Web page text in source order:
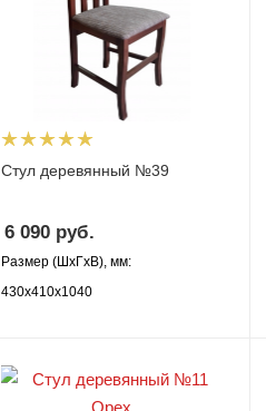
Стул деревянный №39
6 090руб.
Размер (ШхГхВ), мм:
430х410х1040